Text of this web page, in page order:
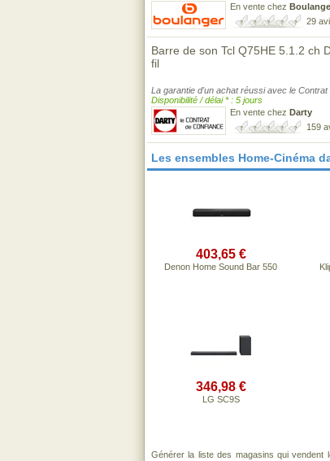
En vente chez
29
Barre de son Tcl Q75HE 5.1.2 ch
fil
La garantie d'un achat réussi avec le Contrat
Disponibilité / délai * : 5 jours
En vente chez Darty
159
Les ensembles Home-Cinéma
403,65 €
Denon Home Sound Bar 550
346,98 €
LG SC9S
Générer la liste des magasins qui vendent